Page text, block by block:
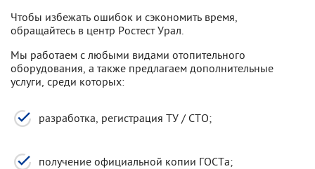
Чтобы избежать ошибок и сэкономить время,
обращайтесь в центр Ростест Урал.
Мы работаем с любыми видами отопительного
оборудования, а также предлагаем дополнительные
услуги, среди которых:
разработка, регистрация ТУ / СТО;
получение официальной копии ГОСТа;